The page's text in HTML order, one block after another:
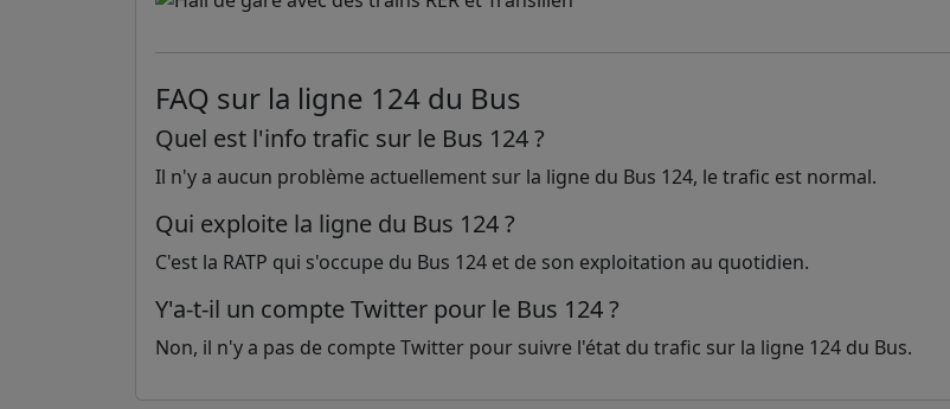
FAQ sur la ligne 124 du Bus
Quel est l'info trafic sur le Bus 124 ?
Il n'y a aucun problème actuellement sur la ligne du Bus 124, le trafic est normal.
Qui exploite la ligne du Bus 124 ?
C'est la RATP qui s'occupe du Bus 124 et de son exploitation au quotidien.
Y'a-t-il un compte Twitter pour le Bus 124 ?
Non, il n'y a pas de compte Twitter pour suivre l'état du trafic sur la ligne 124 du Bus.